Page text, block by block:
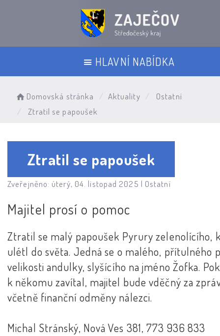
HLAVNÍ NABÍDKA
Domovská stránka Aktuality
Ostatní
Ztratil se papoušek
Ztratil se papoušek
Zveřejněno: úterý, 04. listopad 2025 | Ostatní
Majitel prosí o pomoc
Ztratil se malý papoušek Pyrury zelenolícího,
ulétl do světa. Jedná se o malého, přítulného
velikosti andulky, slyšícího na jméno Žofka.
k někomu zavítal, majitel bude vděčný za
včetně finanční odměny nálezci.
Michal Stránský, Nová Ves 381, 773 936 833